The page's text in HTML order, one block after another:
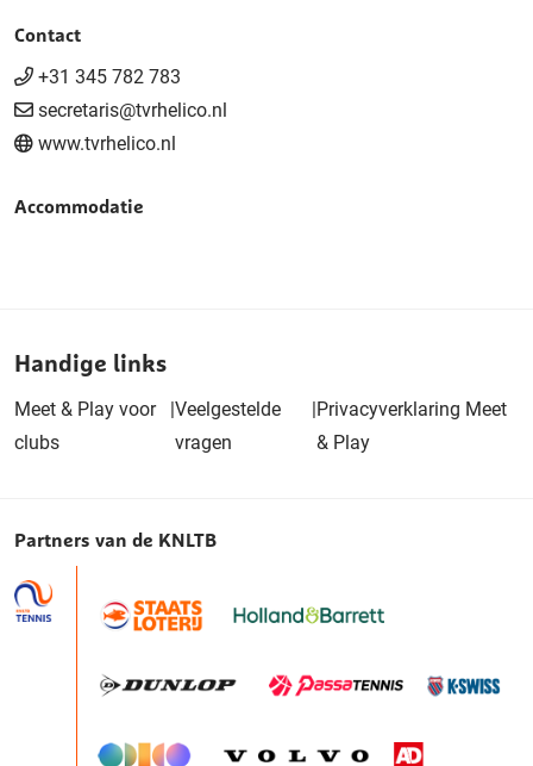
Contact
+31 345 782 783
secretaris@tvrhelico.nl
www.tvrhelico.nl
Accommodatie
Handige links
Meet & Play voor
clubs
|Veelgestelde
vragen
|Privacyverklaring Meet
& Play
Partners van de KNLTB